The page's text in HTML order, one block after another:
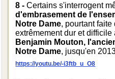
8 - Certains s'interrogent
d'embrasement de
Notre Dame, pourtant
extrêmement dur et difficile
Benjamin Mouton,
Notre Dame, jusqu'en
https://youtu.be/-i3ftb_u_O8